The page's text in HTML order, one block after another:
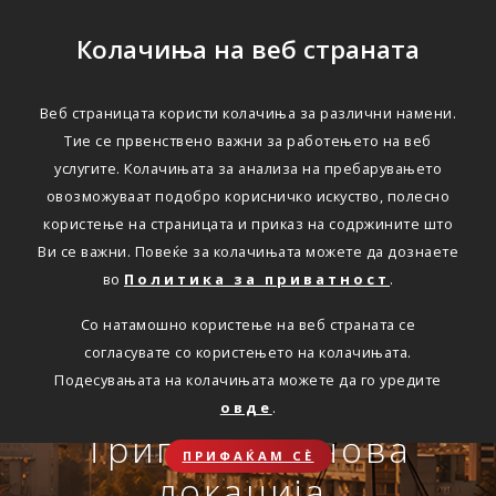
Колачиња на веб страната
Веб страницата користи колачиња за различни намени.
Тие се првенствено важни за работењето на веб
услугите. Колачињата за анализа на пребарувањето
овозможуваат подобро корисничко искуство, полесно
користење на страницата и приказ на содржините што
Ви се важни. Повеќе за колачињата можете да дознаете
во Политика за приватност .
Со натамошно користење на веб страната се
согласувате со користењето на колачињата.
Подесувањата на колачињата можете да го уредите
овде .
ПРИФАЌАМ СЀ
Триглав на нова
Сѐ ќе биде во ред
Совет, информација или инспирација за секоја животна
Онлајн пријава на
осигурен случај преку
OneID
Travel Smart и Travel
Smart Plus
Едноставно преку
интернет
АВТОМОБИЛСКА ОДГОВОРНОСТ
Oнлајн обнова на осигурување.
ЗДРАВСТВЕНО ПАТНИЧКО